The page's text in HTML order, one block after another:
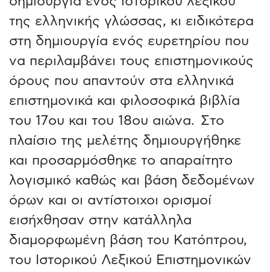
της ελληνικής γλώσσας, κι ειδικότερα
στη δημιουργία ενός ευρετηρίου που
να περιλαμβάνει τους επιστημονικούς
όρους που απαντούν στα ελληνικά
επιστημονικά και φιλοσοφικά βιβλία
του 17ου και του 18ου αιώνα. Στο
πλαίσιο της μελέτης δημιουργήθηκε
και προσαρμόσθηκε το απαραίτητο
λογισμικό καθώς και βάση δεδομένων
όρων και οι αντίστοιχοι ορισμοί
εισήχθησαν στην κατάλληλα
διαμορφωμένη βάση του Κατόπτρου,
του Ιστορικού Λεξικού Επιστημονικών